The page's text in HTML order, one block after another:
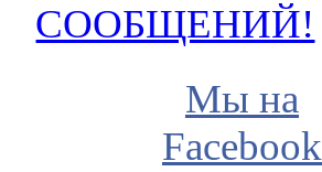
СООБЩЕНИЙ!
Мы на
Facebook